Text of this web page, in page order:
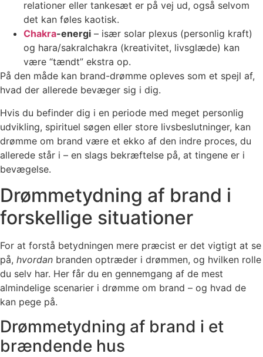
relationer eller tankesæt er på vej ud, også selvom
det kan føles kaotisk.
Chakra-energi – især solar plexus (personlig kraft)
og hara/sakralchakra (kreativitet, livsglæde) kan
være “tændt” ekstra op.
På den måde kan brand-drømme opleves som et spejl af,
hvad der allerede bevæger sig i dig.
Hvis du befinder dig i en periode med meget personlig
udvikling, spirituel søgen eller store livsbeslutninger, kan
drømme om brand være et ekko af den indre proces, du
allerede står i – en slags bekræftelse på, at tingene er i
bevægelse.
Drømmetydning af brand i
forskellige situationer
For at forstå betydningen mere præcist er det vigtigt at se
på, hvordan branden optræder i drømmen, og hvilken rolle
du selv har. Her får du en gennemgang af de mest
almindelige scenarier i drømme om brand – og hvad de
kan pege på.
Drømmetydning af brand i et
brændende hus